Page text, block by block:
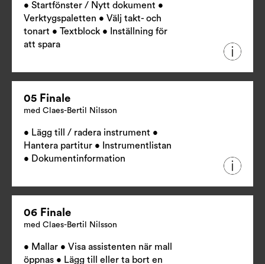
• Startfönster / Nytt dokument •
Verktygspaletten • Välj takt- och
tonart • Textblock • Inställning för
att spara
05 Finale
med Claes-Bertil Nilsson
• Lägg till / radera instrument •
Hantera partitur • Instrumentlistan
• Dokumentinformation
06 Finale
med Claes-Bertil Nilsson
• Mallar • Visa assistenten när mall
öppnas • Lägg till eller ta bort en